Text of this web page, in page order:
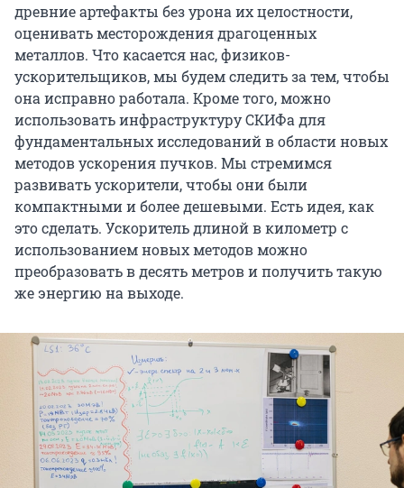
древние артефакты без урона их целостности,
оценивать месторождения драгоценных
металлов. Что касается нас, физиков-
ускорительщиков, мы будем следить за тем, чтобы
она исправно работала. Кроме того, можно
использовать инфраструктуру СКИФа для
фундаментальных исследований в области новых
методов ускорения пучков. Мы стремимся
развивать ускорители, чтобы они были
компактными и более дешевыми. Есть идея, как
это сделать. Ускоритель длиной в километр с
использованием новых методов можно
преобразовать в десять метров и получить такую
же энергию на выходе.